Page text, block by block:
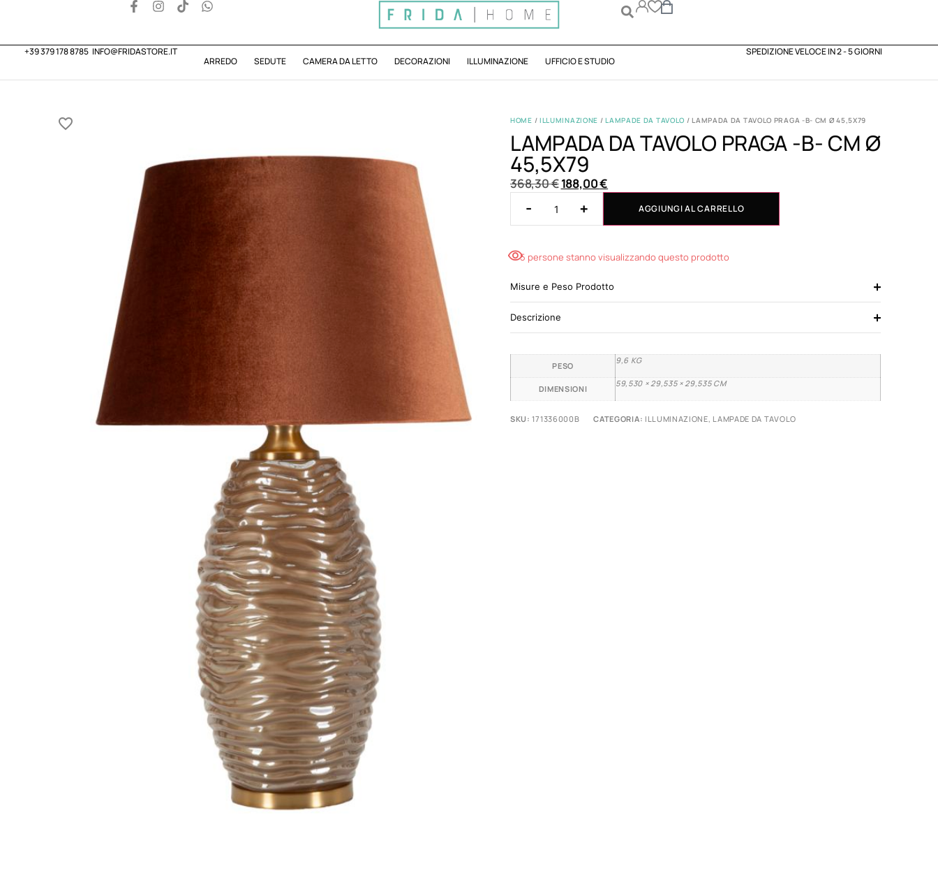
+39 379 178 8785 INFO@FRIDASTORE.IT
ARREDO
SEDUTE CAMERA DA LETTO DECORAZIONI ILLUMINAZIONE UFFICIO E STUDIO
SPEDIZIONE VELOCE IN 2 - 5 GIORNI
HOME / ILLUMINAZIONE /LAMPADE DA TAVOLO / LAMPADA DA TAVOLO PRAGA -B- CM Ø 45,5X79
LAMPADA DA TAVOLO PRAGA -B- CM Ø
45,5X79
368,30€188,00€
- + AGGIUNGI AL CARRELLO
5 persone stanno visualizzando questo prodotto
Misure e Peso Prodotto
Descrizione
PESO
9,6 KG
DIMENSIONI
59,530 × 29,535 × 29,535 CM
SKU:171336000B CATEGORIA: ILLUMINAZIONE LAMPADE DA TAVOLO